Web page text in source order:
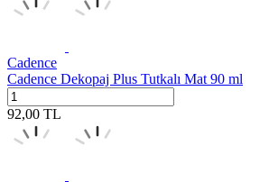
Cadence
Cadence Dekopaj Plus Tutkalı Mat 90 ml
92,00 TL